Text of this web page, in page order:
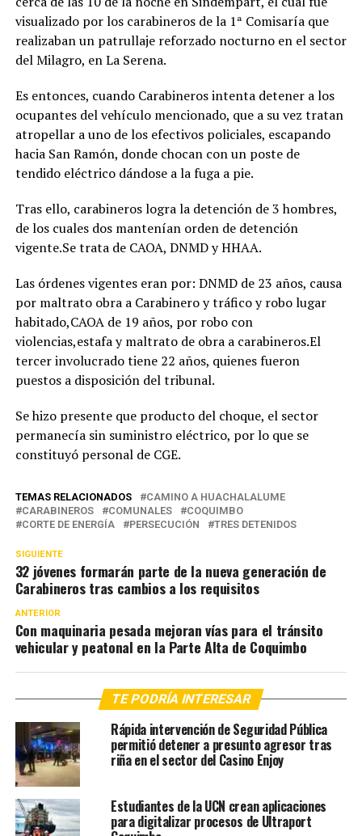
visualizado por los carabineros de la 1ª Comisaría que
realizaban un patrullaje reforzado nocturno en el sector
del Milagro, en La Serena.
Es entonces, cuando Carabineros intenta detener a los
ocupantes del vehículo mencionado, que a su vez tratan
atropellar a uno de los efectivos policiales, escapando
hacia San Ramón, donde chocan con un poste de
tendido eléctrico dándose a la fuga a pie.
Tras ello, carabineros logra la detención de 3 hombres,
de los cuales dos mantenían orden de detención
vigente.Se trata de CAOA, DNMD y HHAA.
Las órdenes vigentes eran por: DNMD de 23 años, causa
por maltrato obra a Carabinero y tráfico y robo lugar
habitado,CAOA de 19 años, por robo con
violencias,estafa y maltrato de obra a carabineros.El
tercer involucrado tiene 22 años, quienes fueron
puestos a disposición del tribunal.
Se hizo presente que producto del choque, el sector
permanecía sin suministro eléctrico, por lo que se
constituyó personal de CGE.
TEMAS RELACIONADOS
CAMINO A HUACHALALUME
CARABINEROS
COMUNALES
COQUIMBO
CORTE DE ENERGÍA
PERSECUCIÓN TRES DETENIDOS
SIGUIENTE
32 jóvenes formarán parte de la nueva generación de
Carabineros tras cambios a los requisitos
ANTERIOR
Con maquinaria pesada mejoran vías para el tránsito
vehicular y peatonal en la Parte Alta de Coquimbo
TE PODRÍA INTERESAR
Rápida intervención de Seguridad Pública
permitió detener a presunto agresor tras
riña en el sector del Casino Enjoy
Estudiantes de la UCN crean aplicaciones
para digitalizar procesos de Ultraport